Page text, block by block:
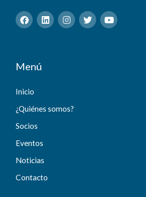
a
c
e
k
i
n
k
n
s
t
w
i
t
o
u
t
Menú
Inicio
¿Quiénes somos?
Socios
Eventos
Noticias
Contacto